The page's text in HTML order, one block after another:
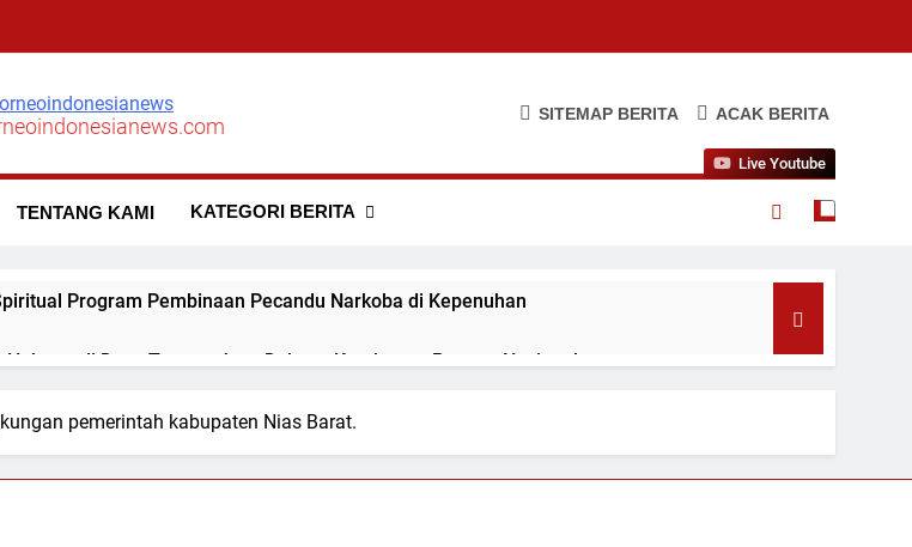
SITEMAP BERITA ACAK BERITA
TENTANG KAMI KATEGORI BERITA
Live Youtube
Program Pembinaan Pecandu Narkoba di Kepenuhan
di Desa Tapung Jaya Dukung Ketahanan Pangan Nasional
dan TNI Sita Barang Terlarang di Kamar WBP
MUI Simalungun Audiensi dan Silaturahmi Hangat dengan Kapolres AKBP Marganda
pemerintah kabupaten Nias Barat.